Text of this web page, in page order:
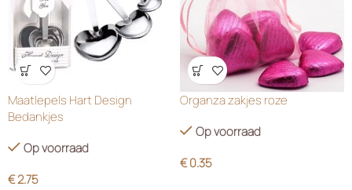
Wensenlijst
Maatlepels Hart Design
Bedankjes
Op voorraad
€2.75
Wensenlijst
Organza zakjes roze
Op voorraad
€0.35